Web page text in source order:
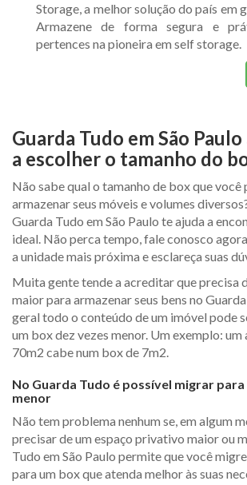
Storage, a melhor solução do país em
Armazene de forma segura e
pertences na pioneira em self storage.
Guarda Tudo em São
a escolher o tamanho do
Não sabe qual o tamanho de box que você
armazenar seus móveis e volumes
Guarda Tudo em São Paulo te ajuda a
ideal. Não perca tempo, fale conosco
a unidade mais próxima e esclareça suas
Muita gente tende a acreditar que precisa
maior para armazenar seus bens no
geral todo o conteúdo de um imóvel pode
um box dez vezes menor. Um exemplo:
70m2 cabe num box de 7m2.
No Guarda Tudo é possível migrar
menor
Não tem problema nenhum se, em algum
precisar de um espaço privativo maior ou
Tudo em São Paulo permite que você
para um box que atenda melhor às suas